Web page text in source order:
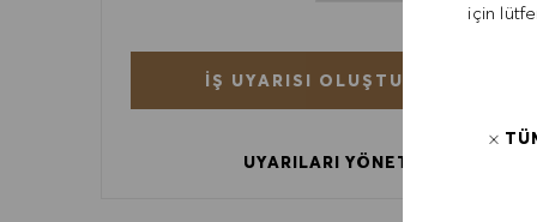
için
İŞ UYARISI OLUŞTURMA
UYARILARI YÖNET